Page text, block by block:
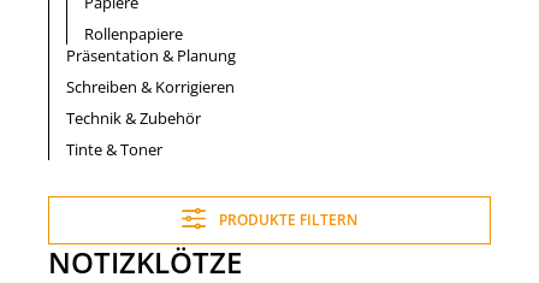
Rollenpapiere
Präsentation & Planung
Schreiben & Korrigieren
Technik & Zubehör
Tinte & Toner
PRODUKTE FILTERN
NOTIZKLÖTZE